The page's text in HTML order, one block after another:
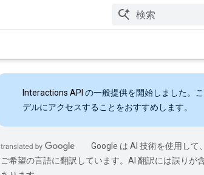
Interactions API の一般提供を開始しました。
デルにアクセスすることをおすすめします。
Google は AI 技術を使用して
ご希望の言語に翻訳しています。AI 翻訳には誤りが